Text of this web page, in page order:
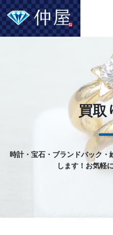
買取
時計・宝石・ブランドバック・
します！お気軽